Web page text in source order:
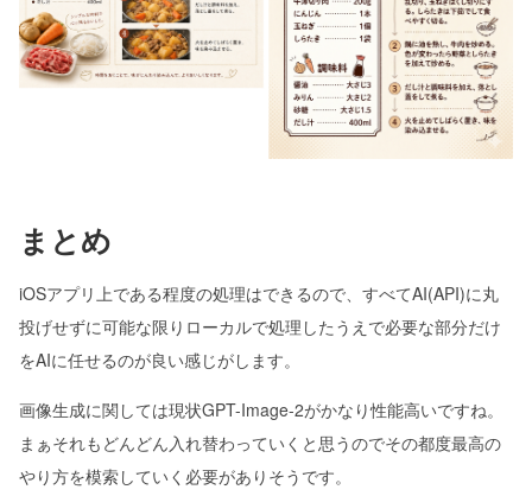
まとめ
iOSアプリ上である程度の処理はできるので、すべてAI(API)に丸
投げせずに可能な限りローカルで処理したうえで必要な部分だけ
をAIに任せるのが良い感じがします。
画像生成に関しては現状GPT-Image-2がかなり性能高いですね。
まぁそれもどんどん入れ替わっていくと思うのでその都度最高の
やり方を模索していく必要がありそうです。